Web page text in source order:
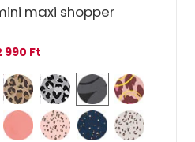
out
of 5maxi shopper
990 Ft